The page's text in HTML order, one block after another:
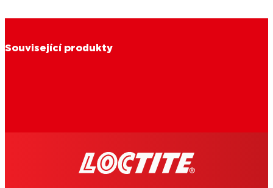
Související produkty